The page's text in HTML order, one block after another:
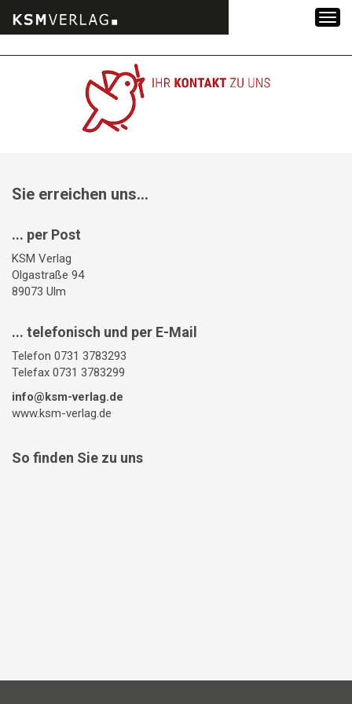
Sie erreichen uns...
... per Post
KSM Verlag
Olgastraße 94
89073 Ulm
... telefonisch und per E-Mail
Telefon 0731 3783293
Telefax 0731 3783299
info@ksm-verlag.de
www.ksm-verlag.de
So finden Sie zu uns